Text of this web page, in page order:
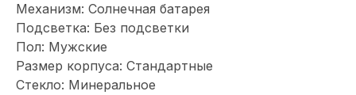
Механизм: Солнечная батарея
Подсветка: Без подсветки
Пол: Мужские
Размер корпуса: Стандартные
Стекло: Минеральное